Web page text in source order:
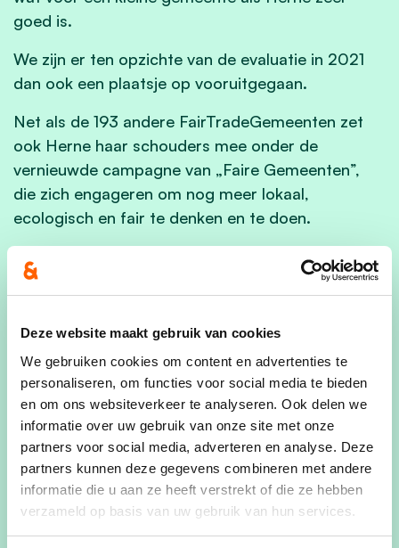
Deze website maakt gebruik van cookies
We gebruiken cookies om content en advertenties te
personaliseren, om functies voor social media te bieden
en om ons websiteverkeer te analyseren. Ook delen we
informatie over uw gebruik van onze site met onze
partners voor social media, adverteren en analyse. Deze
partners kunnen deze gegevens combineren met andere
informatie die u aan ze heeft verstrekt of die ze hebben
verzameld op basis van uw gebruik van hun services.
goed is.
We zijn er ten opzichte van de evaluatie in 2021
dan ook een plaatsje op vooruitgegaan.
Net als de 193 andere FairTradeGemeenten zet
ook Herne haar schouders mee onder de
vernieuwde campagne van „Faire Gemeenten”,
die zich engageren om nog meer lokaal,
ecologisch en fair te denken en te doen.
Voor meer informatie kan u terecht bij de
bevoegde schepen van
sandra.dero@herne.be(0496 75 69 61) of de
dienst cultuur
cutuur@herne.be (02 397 11 60).